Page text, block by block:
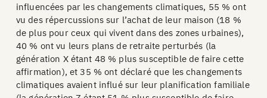
influencées par les changements climatiques, 55 % ont
vu des répercussions sur l’achat de leur maison (18 %
de plus pour ceux qui vivent dans des zones urbaines),
40 % ont vu leurs plans de retraite perturbés (la
génération X étant 48 % plus susceptible de faire cette
affirmation), et 35 % ont déclaré que les changements
climatiques avaient influé sur leur planification familiale